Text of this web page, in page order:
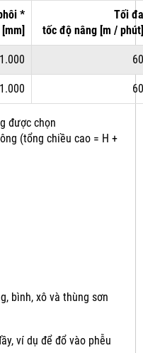
*
Tối đa
tốc độ nâng [m / phút]
60
60
được chọn
(tổng chiều cao = H +
bình, xô và thùng sơn
ví dụ để đổ vào phễu